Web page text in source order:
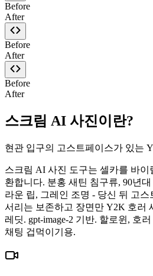
Before
After
Before
After
Before
After
스크림 AI 사진이란?
현관 입구의 고스트페이스가 있는
스크림 AI 사진 도구는 셀카를 바이
환합니다. 분홍 새틴 침구류, 90년
라운 립, 그레인 조명 - 당신 뒤 고스
서리는 보존하고 장면만 Y2K 호러
레딧. gpt-image-2 기반. 할로윈, 호
채팅 겁먹이기용.